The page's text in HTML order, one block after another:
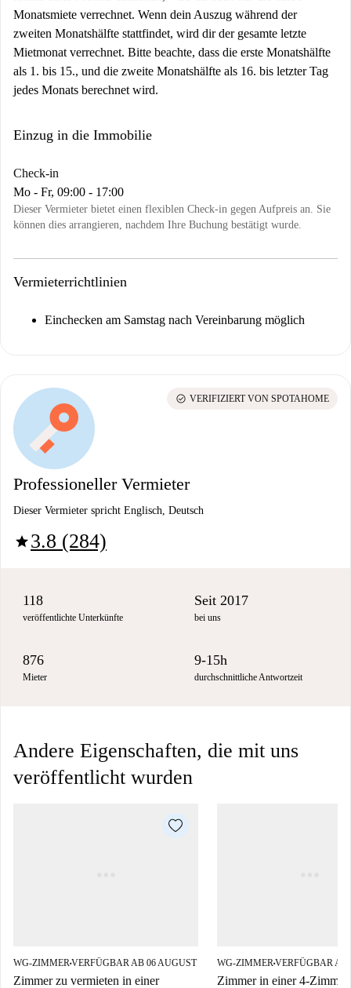
Monatsmiete verrechnet. Wenn dein Auszug während der
zweiten Monatshälfte stattfindet, wird dir der gesamte letzte
Mietmonat verrechnet. Bitte beachte, dass die erste Monatshälfte
als 1. bis 15., und die zweite Monatshälfte als 16. bis letzter Tag
jedes Monats berechnet wird.
Einzug in die Immobilie
Check-in
Mo - Fr, 09:00 - 17:00
Dieser Vermieter bietet einen flexiblen Check-in gegen Aufpreis an. Sie
können dies arrangieren, nachdem Ihre Buchung bestätigt wurde.
Vermieterrichtlinien
Einchecken am Samstag nach Vereinbarung möglich
Professioneller Vermieter
Dieser Vermieter spricht Englisch, Deutsch
star3.8 (284)
check_circle VERIFIZIERT VON SPOTAHOME
118
veröffentlichte Unterkünfte
Seit 2017
bei uns
876
Mieter
9-15h
durchschnittliche Antwortzeit
Andere Eigenschaften, die mit uns
veröffentlicht wurden
WG-ZIMMER■VERFÜGBAR AB 06 AUGUST
Zimmer zu vermieten in einer
WG-ZIMMER■VERFÜGBAR AB
Zimmer in einer 4-